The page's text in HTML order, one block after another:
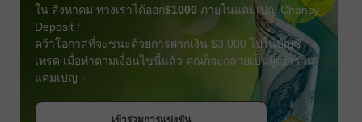
ใน สิงหาคม ทางเราได้ออก$1000 ภายในแคมเปญ Chancy
Deposit !
คว้าโอกาสที่จะชนะด้วยการฝากเงิน $3,000 ไปในบัญชี
เทรด เมื่อทำตามเงื่อนไขนี้แล้ว คุณก็จะกลายเป็นผู้เข้าร่วม
แคมเปญ
เข้าร่วมการแข่งขัน